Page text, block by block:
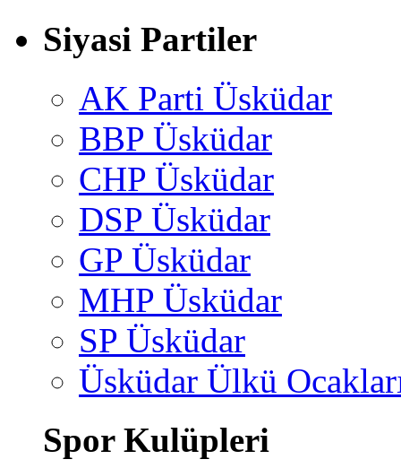
Siyasi Partiler
AK Parti Üsküdar
BBP Üsküdar
CHP Üsküdar
DSP Üsküdar
GP Üsküdar
MHP Üsküdar
SP Üsküdar
Üsküdar Ülkü
Spor Kulüpleri